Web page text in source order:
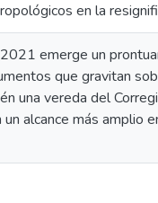
en la
emerge un
que gravitan
una vereda del
alcance más amplio